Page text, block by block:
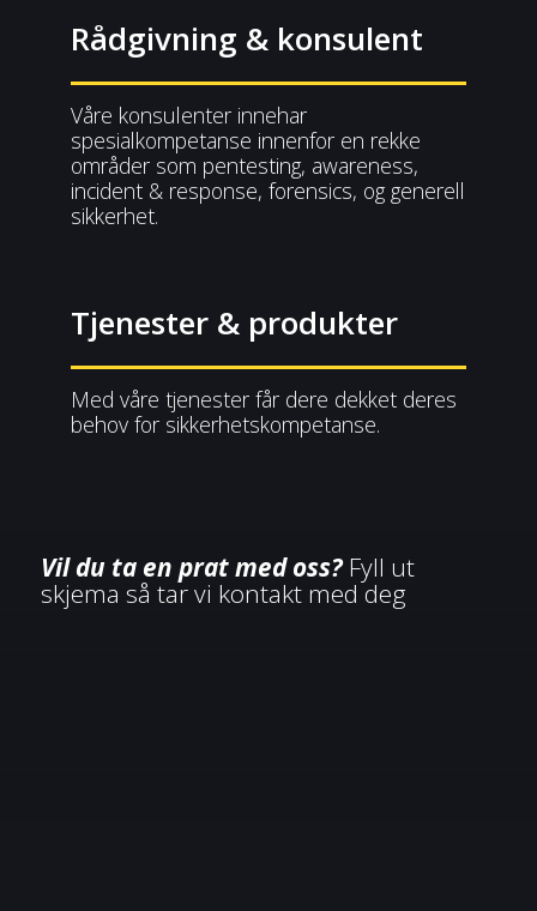
Rådgivning & konsulent
Våre konsulenter innehar
spesialkompetanse innenfor en rekke
områder som pentesting, awareness,
incident & response, forensics, og generell
sikkerhet.
Tjenester & produkter
Med våre tjenester får dere dekket deres
behov for sikkerhetskompetanse.
Vil du ta en prat med oss?Fyll ut
skjema så tar vi kontakt med deg